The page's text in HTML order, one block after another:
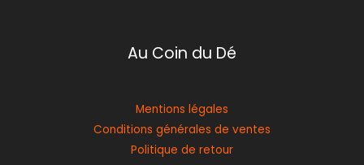
Au Coin du Dé
Mentions légales
Conditions générales de ventes
Politique de retour